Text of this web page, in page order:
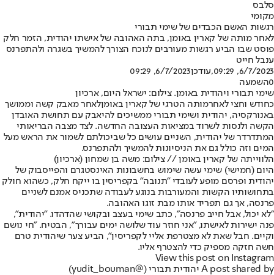
סלבס
מקומי
רגשות האשם הכבדים של שימי תבורי
לאחר מותה של קארין באומן, בתה האהובה של אישתו יהודית, הזמר חלק
פוסט שבו הביע רגשות מעורבים לנוכח הצורך להמשיך בשגרה ולהתפרנס
ענבל חייט
6/7/2023, 09:29
,עודכן6/7/2023, 09:29
0השמעה
שימי תבורי ויהודית באומן. צילום: ישראל היום, ארכיון
כחודש וחצי לאחרמותה הטרגי של קארין באומןלאחר מאבק קשה וממושך
באנורקסיה, יהודית ושימי תבורי ממשיכים להיאבק עם תחושת האובדן
הקשה ולנסות לשרוד במציאות העצובה החדשה. לצד מצבה הבריאותי
המתדרדר של יהודית, השניים עושים כל שביכולתם לשמור את הראש מעל
המים וזה כולל גם את הניסיונות להמשיך ולהתפרנס.
הלווייתה של קארין באומן // צילום: משה בן שמחון (ארכיון)
היום (חמישי) שימי עשה שימוש בחשבונות האינסטגרם והפייסבוק של
יהודית ופרסם מופע לעובדי "תנובה" בקפריסין בו ייקח חלק, כשהוא חולק
בתחושותיו הקשות והמעורבות בנוגע לעבודה שתכניס אמנם לשניים
פרנסה, אך גם תפריד אותו מבת זוגו האהובה.
"לא יכול, אבל חייב פרנסה", כתב שימי בעצב ובקושי שהדהדו. "יהודית",
פנה ישירות לאישתו, "אני חוזר עוד שלושה ימים עבורך", הבטיח. "חי נושם
וקיים. חבל שאת לא מצטרפת אליי לקפריסין", הביע צער שיהודית טרם
חשה חזקה מספיק כדי להצטרף אליו.
View this post on Instagram
A post shared by יהודית תבורי (@yudit_bouman)